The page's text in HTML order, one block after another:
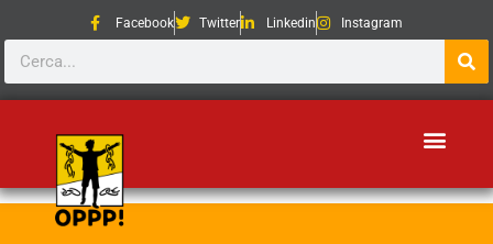
Facebook Twitter Linkedin Instagram